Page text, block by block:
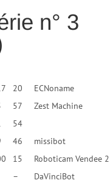
n° 3
20
ECNoname
57
Zest Machine
54
46
missibot
15
Roboticam Vendee 2
–
DaVinciBot